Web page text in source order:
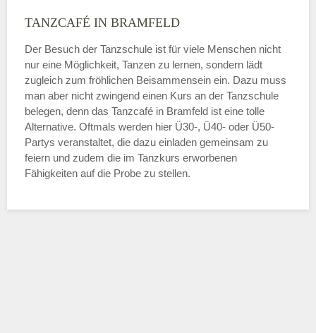
TANZCAFÉ IN BRAMFELD
Der Besuch der Tanzschule ist für viele Menschen nicht
nur eine Möglichkeit, Tanzen zu lernen, sondern lädt
zugleich zum fröhlichen Beisammensein ein. Dazu muss
man aber nicht zwingend einen Kurs an der Tanzschule
belegen, denn das Tanzcafé in Bramfeld ist eine tolle
Alternative. Oftmals werden hier Ü30-, Ü40- oder Ü50-
Partys veranstaltet, die dazu einladen gemeinsam zu
feiern und zudem die im Tanzkurs erworbenen
Fähigkeiten auf die Probe zu stellen.